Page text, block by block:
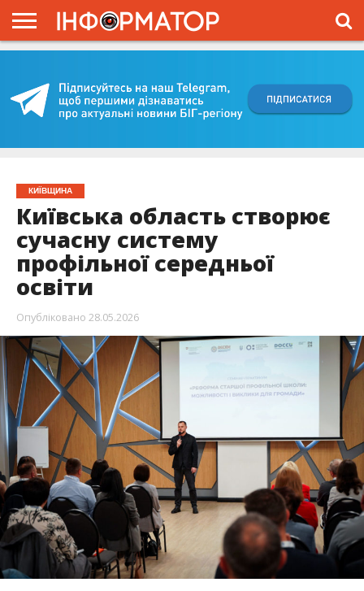
ПРОЄКТ
КИЇВЩИНА
Київська область створює
сучасну систему
профільної середньої
освіти
Опубліковано 28.05.2026